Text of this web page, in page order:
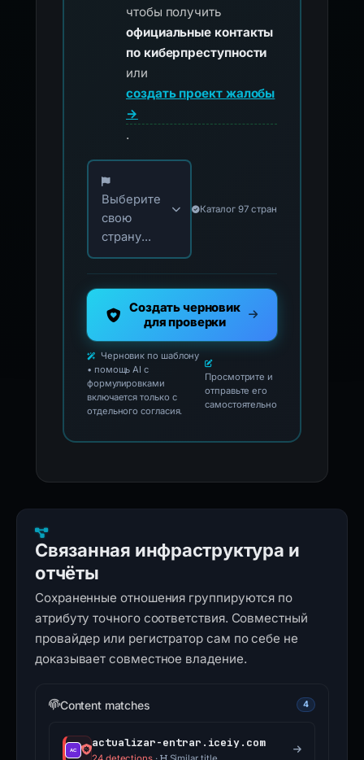
чтобы получить
официальные контакты
по киберпреступности
или
создать проект жалобы
→
.
Выберите свою страну для официальных
Выберите
свою
страну...
Каталог 97 стран
Создать черновик
для проверки
Черновик по шаблону
• помощь AI с
формулировками
включается только с
отдельного согласия.
Просмотрите и
отправьте его
самостоятельно
Связанная инфраструктура и
отчёты
Сохраненные отношения группируются по
атрибуту точного соответствия. Совместный
провайдер или регистратор сам по себе не
доказывает совместное владение.
Content matches 4
actualizar-entrar.iceiy.com